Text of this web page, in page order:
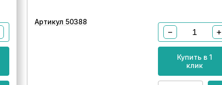
Артикул 50388
− +
Купить в 1
клик